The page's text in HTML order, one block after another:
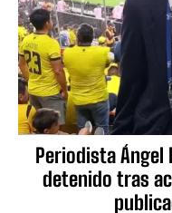
Periodista
detenido tras